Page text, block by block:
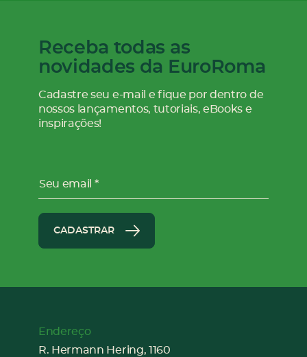
Receba todas as
novidades da EuroRoma
Cadastre seu e-mail e fique por dentro de
nossos lançamentos, tutoriais, eBooks e
inspirações!
Seu email
CADASTRAR
Endereço
R. Hermann Hering, 1160